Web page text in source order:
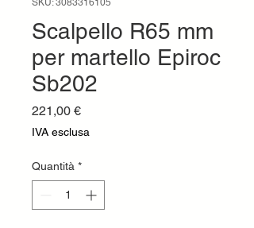
SKU: 3083316105
Scalpello R65 mm
per martello Epiroc
Sb202
221,00 €Prezzo
IVA esclusa
Quantità *